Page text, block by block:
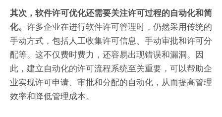
其次，软件许可优化还需要关注许可过程的自动化和简
化。 许多企业在进行软件许可管理时，仍然采用传统的
手动方式，包括人工收集许可信息、手动审批和许可分
配等。这不仅费时费力，还容易出现错误和漏洞。因
此，建立自动化的许可流程系统至关重要，可以帮助企
业实现许可申请、审批和分配的自动化，从而提高管理
效率和降低管理成本。